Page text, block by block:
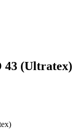
43 (Ultratex)